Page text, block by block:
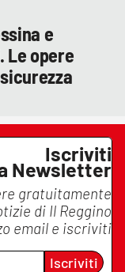
e
Le opere
Iscriviti
Newsletter
gratuitamente
di Il Reggino
email e iscriviti
Iscriviti